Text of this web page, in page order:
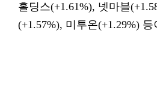
홀딩스(+1.61%), 넷마블
(+1.57%), 미투온(+1.29%)